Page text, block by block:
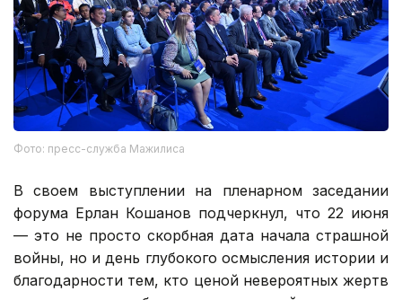
Фото: пресс-служба Мажилиса
В своем выступлении на пленарном заседании
форума Ерлан Кошанов подчеркнул, что 22 июня
— это не просто скорбная дата начала страшной
войны, но и день глубокого осмысления истории и
благодарности тем, кто ценой невероятных жертв